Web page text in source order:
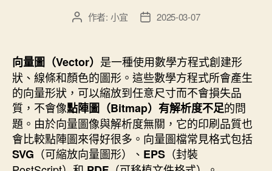
庫
台”
文
者
作者: 小宜
文
佈
日
期
2025-03-07
向量圖（Vector） 是一種使用數學方程式創建形
狀、線條和顏色的圖形。這些數學方程式所會產生
的向量形狀，可以縮放到任意尺寸而不會損失品
質，不會像點陣圖（Bitmap）有解析度不足的問
題。由於向量圖像與解析度無關，它的印刷品質也
會比較點陣圖來得好很多。向量圖檔常見格式包括
SVG （可縮放向量圖形）、 EPS （封裝